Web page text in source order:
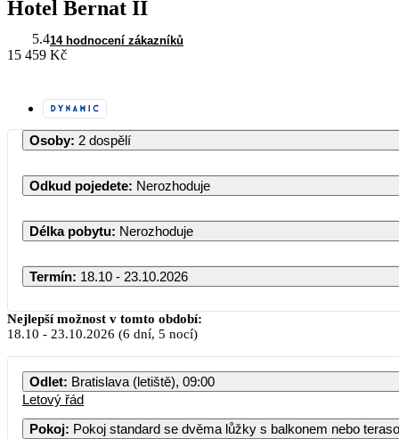
Hotel Bernat II
5.414 hodnocení zákazníků
15 459 Kč
Osoby: 2 dospělí
Odkud pojedete: Nerozhoduje
Délka pobytu: Nerozhoduje
Termín: 18.10 - 23.10.2026
Říjen
PO ÚT ST ČT
Nejlepší možnost v tomto období:
18.10 - 23.10.2026 (6 dní, 5 nocí)
Odlet: Bratislava (letiště), 09:00
Letový řád
Pokoj:
Pokoj standard se dvěma lůžky s balkonem nebo